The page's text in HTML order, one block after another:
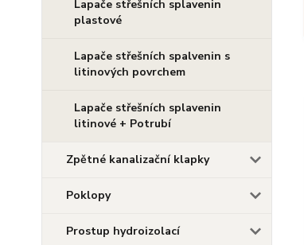
Lapače střešních splavenin
plastové
Lapače střešních spalvenin s
litinových povrchem
Lapače střešních splavenin
litinové + Potrubí
Zpětné kanalizační klapky
Poklopy
Prostup hydroizolací